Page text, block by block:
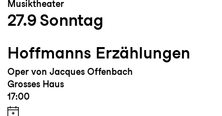
Preise/Wettbewerbe/Meisterkurse:
Bridges Anita Cerquetti Wettbewerb;
Meisterkurse mit Patricia Racette, Benita
Valente, Reri Grist, Frederica von Stade
Musiktheater
27.9 Sonntag
Hoffmanns Erzählungen
Oper von Jacques Offenbach
Grosses Haus
17:00